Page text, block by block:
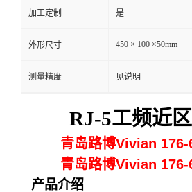
加工定制 是
外形尺寸 450 × 100 ×50mm
测量精度 见说明
RJ-5工频近
青岛路博Vivian 176-
青岛路博Vivian 176-
产品介绍